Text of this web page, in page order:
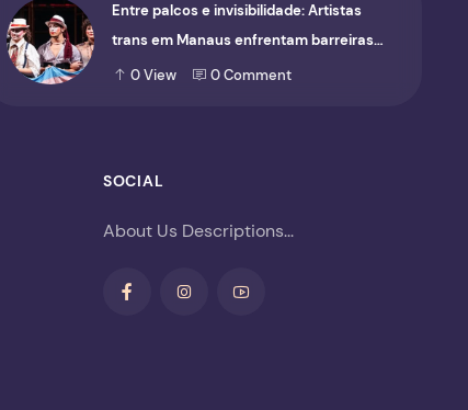
Entre palcos e invisibilidade: Artistas
trans em Manaus enfrentam barreiras
para ocupar o cenário cultural
0View 0Comment
SOCIAL
About Us Descriptions...